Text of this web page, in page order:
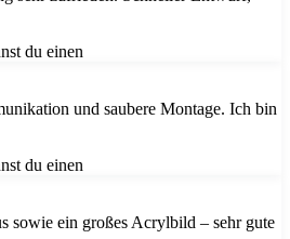
du einen
und saubere Montage. Ich bin
du einen
sowie ein großes Acrylbild – sehr gute